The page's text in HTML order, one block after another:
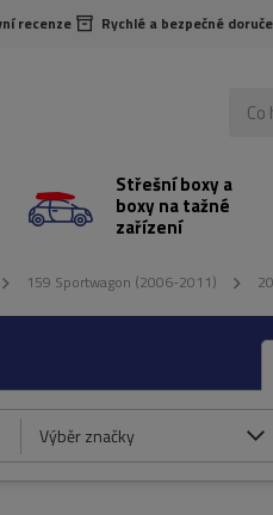
recenze Rychlé a bezpečné
Střešní boxy a
boxy na tažné
zařízení
159 Sportwagon (2006-2011)
Výběr značky